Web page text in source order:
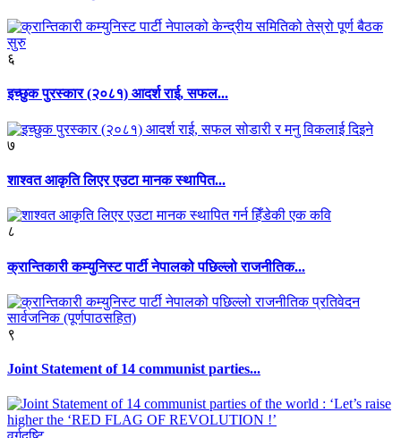
६
इच्छुक पुरस्कार (२०८१) आदर्श राई, सफल...
७
शाश्वत आकृति लिएर एउटा मानक स्थापित...
८
क्रान्तिकारी कम्युनिस्ट पार्टी नेपालको पछिल्लो राजनीतिक...
९
Joint Statement of 14 communist parties...